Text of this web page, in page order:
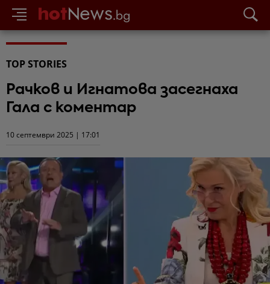
TOP STORIES
Рачков и Игнатова засегнаха
Гала с коментар
10 септември 2025 | 17:01